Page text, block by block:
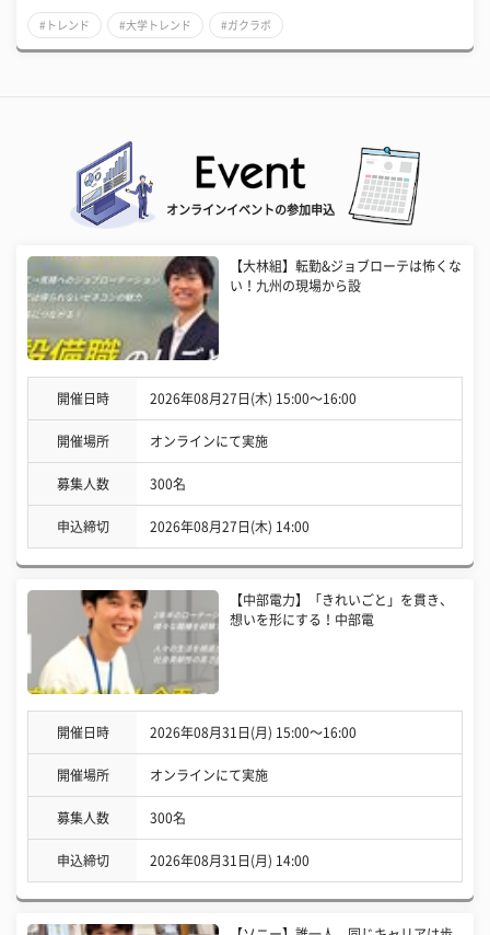
#トレンド #大学トレンド #ガクラボ
オンラインイベントの参加申込
【大林組】転勤&ジョブローテは怖くな
い！九州の現場から設
開催日時 2026年08月27日(木) 15:00〜16:00
開催場所 オンラインにて実施
募集人数 300名
申込締切 2026年08月27日(木) 14:00
【中部電力】「きれいごと」を貫き、
想いを形にする！中部電
開催日時 2026年08月31日(月) 15:00〜16:00
開催場所 オンラインにて実施
募集人数 300名
申込締切 2026年08月31日(月) 14:00